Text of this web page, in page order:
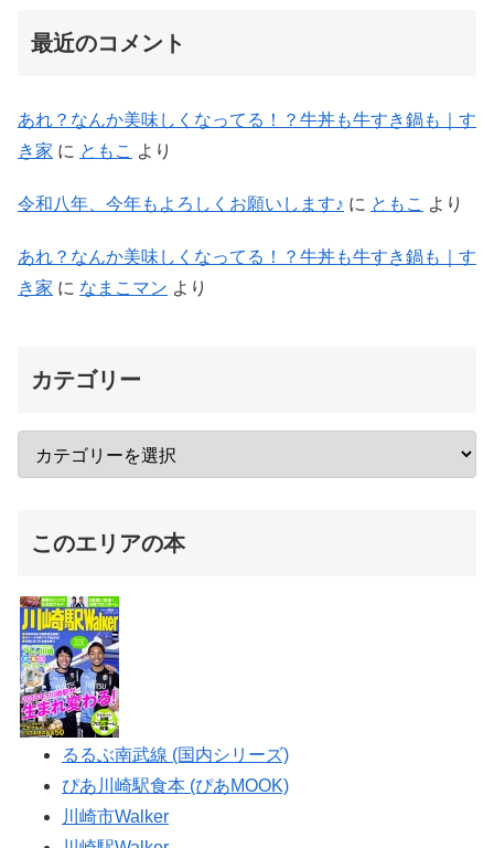
最近のコメント
あれ？なんか美味しくなってる！？牛丼も牛すき鍋も｜す
き家 に ともこ より
令和八年、今年もよろしくお願いします♪ に ともこ より
あれ？なんか美味しくなってる！？牛丼も牛すき鍋も｜す
き家 に なまこマン より
カテゴリー
このエリアの本
るるぶ南武線 (国内シリーズ)
ぴあ川崎駅食本 (ぴあMOOK)
川崎市Walker